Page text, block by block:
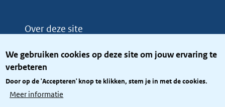
We gebruiken cookies op deze site om jouw ervaring te
verbeteren
Door op de 'Accepteren' knop te klikken, stem je in met de cookies.
Meer informatie
Over deze site
Privacy
Toegang site openbaar
Toegankelijkheid